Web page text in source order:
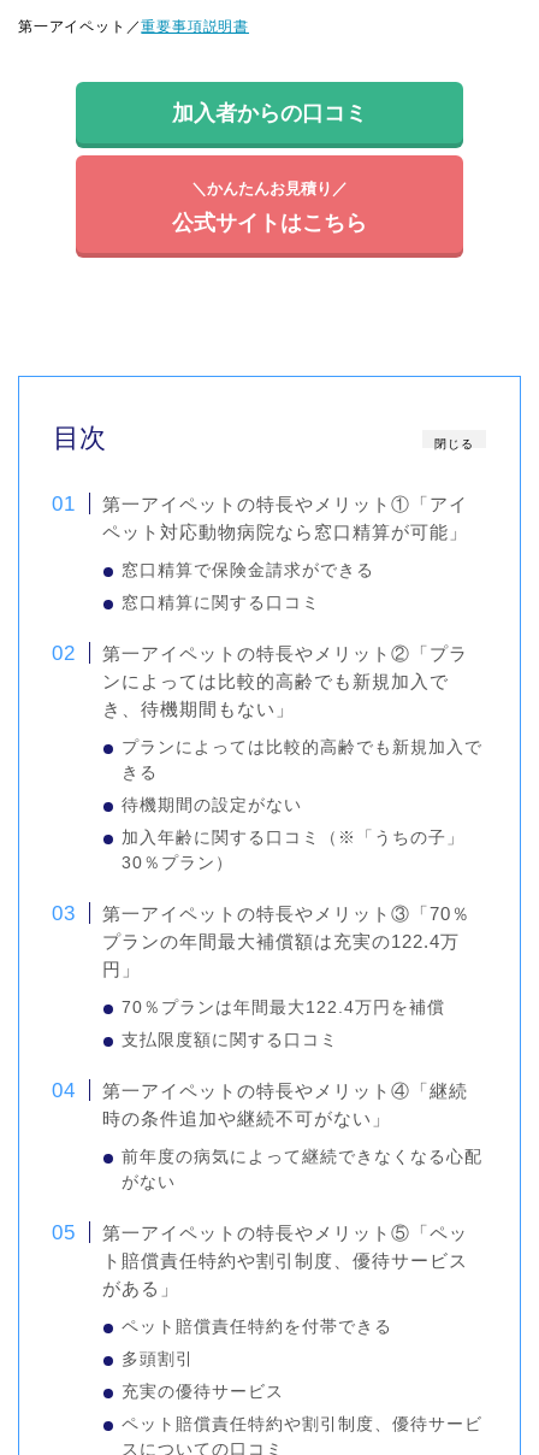
第一アイペット／重要事項説明書
加入者からの口コミ
＼かんたんお見積り／
公式サイトはこちら
閉じる
目次
第一アイペットの特長やメリット①「アイ
ペット対応動物病院なら窓口精算が可能」
窓口精算で保険金請求ができる
窓口精算に関する口コミ
第一アイペットの特長やメリット②「プラ
ンによっては比較的高齢でも新規加入で
き、待機期間もない」
プランによっては比較的高齢でも新規加入で
きる
待機期間の設定がない
加入年齢に関する口コミ（※「うちの子」
30％プラン）
第一アイペットの特長やメリット③「70％
プランの年間最大補償額は充実の122.4万
円」
70％プランは年間最大122.4万円を補償
支払限度額に関する口コミ
第一アイペットの特長やメリット④「継続
時の条件追加や継続不可がない」
前年度の病気によって継続できなくなる心配
がない
第一アイペットの特長やメリット⑤「ペッ
ト賠償責任特約や割引制度、優待サービス
がある」
ペット賠償責任特約を付帯できる
多頭割引
充実の優待サービス
ペット賠償責任特約や割引制度、優待サービ
スについての口コミ